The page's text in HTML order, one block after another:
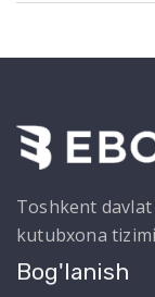
Toshkent
kutubxona tizimi
Bog'lanish